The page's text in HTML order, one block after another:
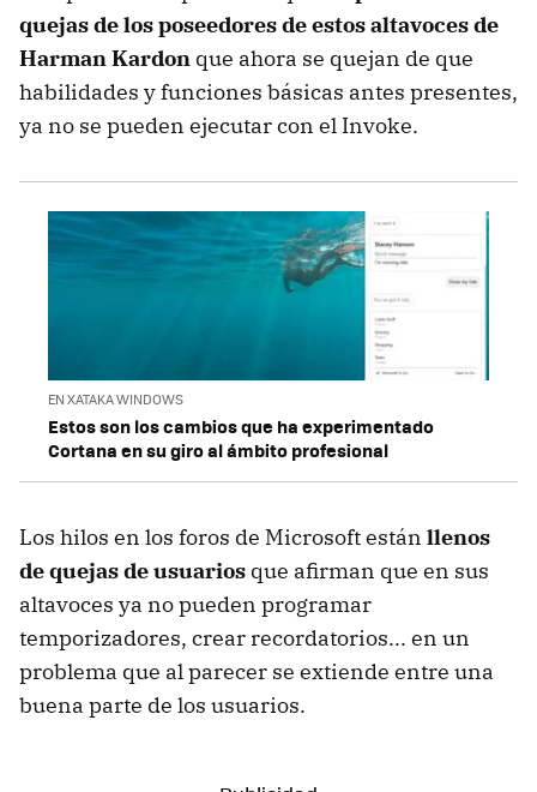
quejas de los poseedores de estos altavoces de
Harman Kardon que ahora se quejan de que
habilidades y funciones básicas antes presentes,
ya no se pueden ejecutar con el Invoke.
EN XATAKA WINDOWS
Estos son los cambios que ha experimentado
Cortana en su giro al ámbito profesional
Los hilos en los foros de Microsoft están llenos
de quejas de usuarios que afirman que en sus
altavoces ya no pueden programar
temporizadores, crear recordatorios... en un
problema que al parecer se extiende entre una
buena parte de los usuarios.